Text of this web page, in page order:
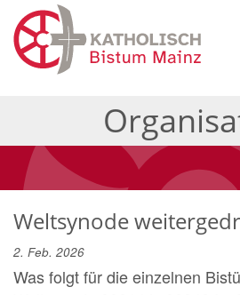
Weltsynode
2. Feb. 2026
Was folgt für die einzelnen